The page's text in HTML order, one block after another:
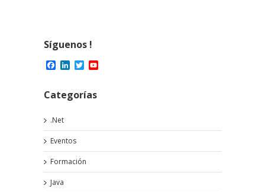
Síguenos !
Facebook
LinkedIn
Twitter
Categorías
.Net
Eventos
Formación
Java